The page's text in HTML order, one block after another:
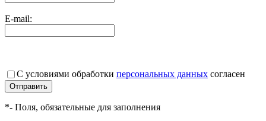
E-mail:
С условиями обработки персональных данных согласен
*- Поля, обязательные для заполнения